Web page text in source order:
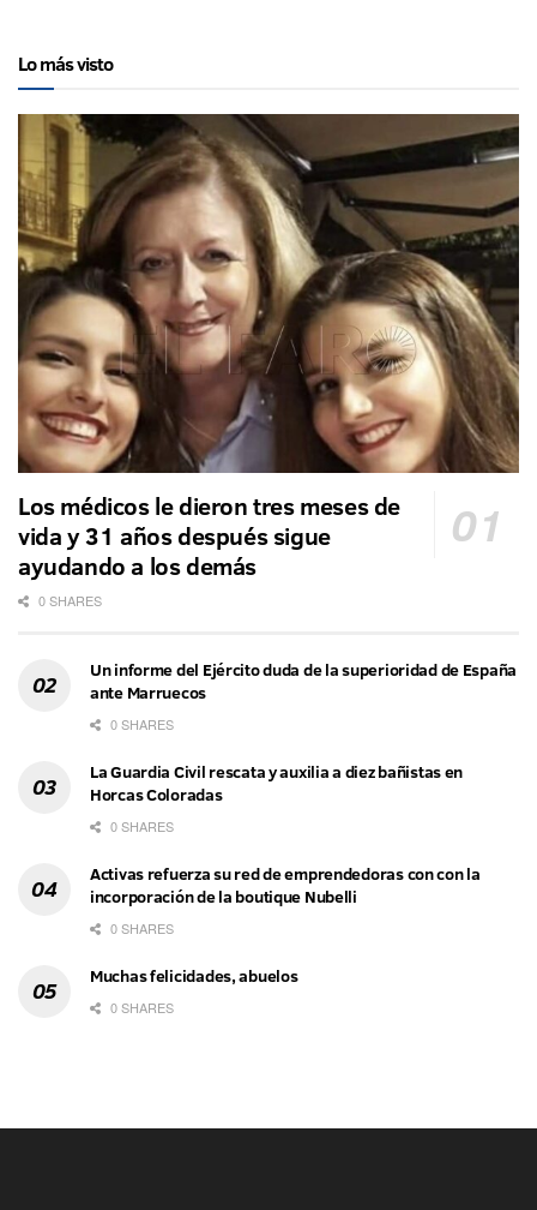
Lo más visto
Los médicos le dieron tres meses de
vida y 31 años después sigue
ayudando a los demás
0 SHARES
Un informe del Ejército duda de la superioridad de España
ante Marruecos
0 SHARES
La Guardia Civil rescata y auxilia a diez bañistas en
Horcas Coloradas
0 SHARES
Activas refuerza su red de emprendedoras con con la
incorporación de la boutique Nubelli
0 SHARES
Muchas felicidades, abuelos
0 SHARES